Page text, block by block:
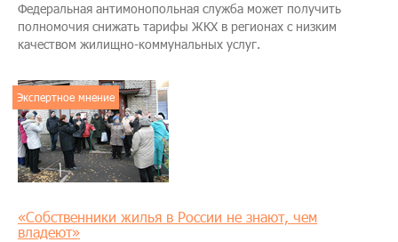
Федеральная антимонопольная служба может получить
полномочия снижать тарифы ЖКХ в регионах с низким
качеством жилищно-коммунальных услуг.
Экспертное мнение
«Собственники жилья в России не знают, чем
владеют»